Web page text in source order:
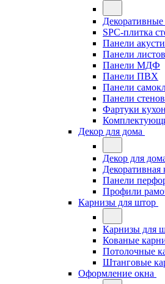
SPC-плитка
Панели
Панели
Панели МДФ
Панели ПВХ
Панели
Панели
Фартуки
Декор для дома
Декор для
Декоративная
Панели
Профили
Карнизы для штор
Карнизы для
Кованые
Потолочные
Штанговые
Оформление окна